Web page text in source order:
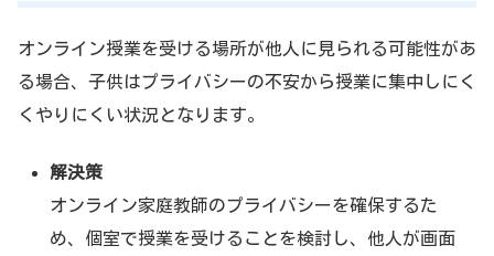
オンライン授業を受ける場所が他人に見られる可能性があ
る場合、子供はプライバシーの不安から授業に集中しにく
くやりにくい状況となります。
解決策
オンライン家庭教師のプライバシーを確保するた
め、個室で授業を受けることを検討し、他人が画面